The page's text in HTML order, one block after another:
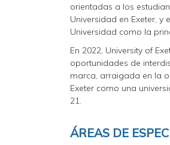
orientadas a los
Universidad en Exeter,
Universidad como la
En 2022, University of
oportunidades de
marca, arraigada en la
Exeter como una
21.
ÁREAS DE